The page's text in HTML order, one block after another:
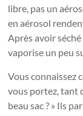
libre, pas un
en aérosol
Après avoir séché
vaporise un peu
Vous connaissez
vous portez, tant
beau sac ? » Ils